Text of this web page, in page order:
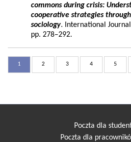
commons during crisis:
cooperative strategies
sociology. International
pp. 278–292.
1 2 3 4 5
Poczta dla
Poczta dla